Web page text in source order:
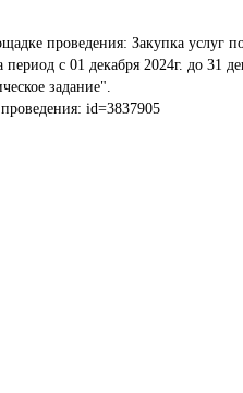
проведения: Закупка услуг
с 01 декабря 2024г. до 31
id=3837905